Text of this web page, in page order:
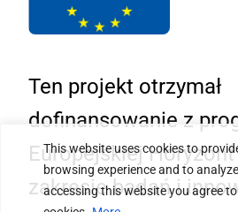
This website uses cookies to
browsing experience and to
accessing this website you agree
Ten projekt otrzymał
dofinansowanie z
Europejskiej
zakresie badań i